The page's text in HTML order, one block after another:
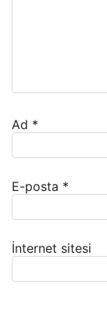
Ad *
E-posta *
İnternet sitesi